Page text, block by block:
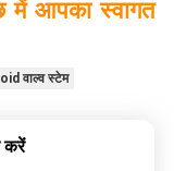
में आपका स्वागत
वाल्व स्टेम
करें